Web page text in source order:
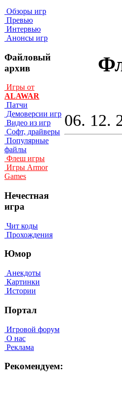
Обзоры игр
Превью
Интервью
Анонсы игр
Файловый
архив
Игры от
ALAWAR
Патчи
Демоверсии игр
Видео из игр
Софт, драйверы
Популярные
файлы
Флеш игры
Игры Armor
Games
Нечестная
игра
Чит коды
Прохождения
Юмор
Анекдоты
Картинки
Истории
Портал
Игровой форум
О нас
Реклама
Рекомендуем:
06. 12.